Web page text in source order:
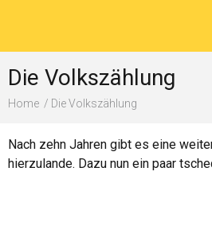
Lokal
Ratgeber
Die Volkszählung
Home Die Volkszählung
Nach zehn Jahren gibt es eine
hierzulande. Dazu nun ein paar